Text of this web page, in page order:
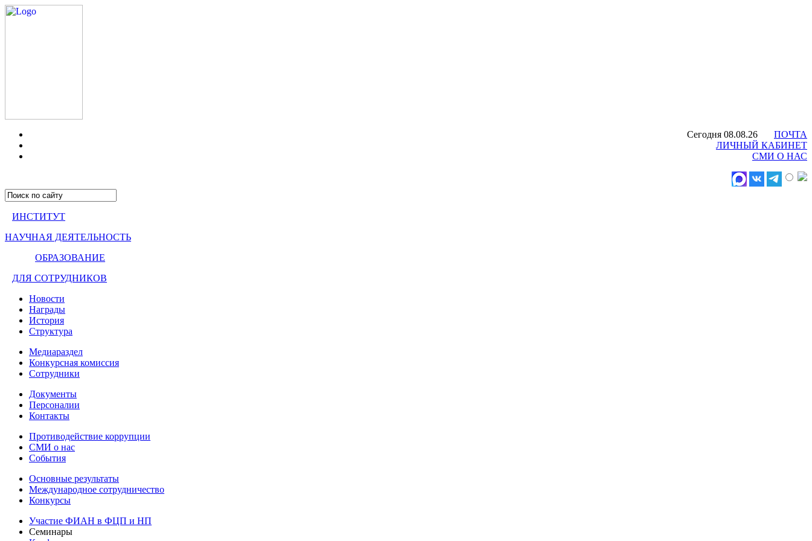
Сегодня 08.08.26
ПОЧТА
ЛИЧНЫЙ КАБИНЕТ
СМИ О НАС
ИНСТИТУТ
НАУЧНАЯ ДЕЯТЕЛЬНОСТЬ
ОБРАЗОВАНИЕ
ДЛЯ СОТРУДНИКОВ
Новости
Награды
История
Структура
Медиараздел
Конкурсная комиссия
Сотрудники
Документы
Персоналии
Контакты
Противодействие коррупции
СМИ о нас
События
Основные результаты
Международное сотрудничество
Конкурсы
Участие ФИАН в ФЦП и НП
Семинары